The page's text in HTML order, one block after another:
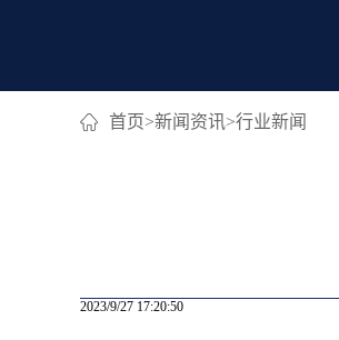
首页>新闻资讯>行业新闻
2023/9/27 17:20:50